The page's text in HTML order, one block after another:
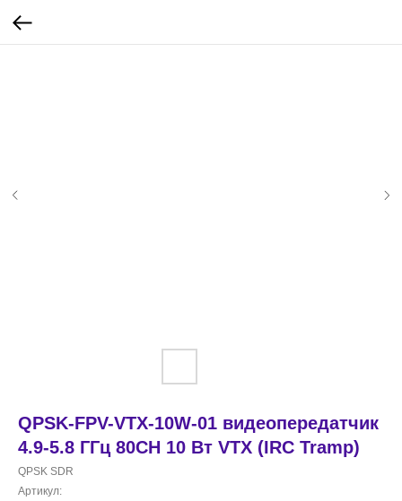
QPSK-FPV-VTX-10W-01 видеопередатчик
4.9-5.8 ГГц 80CH 10 Вт VTX (IRC Tramp)
QPSK SDR
Артикул: